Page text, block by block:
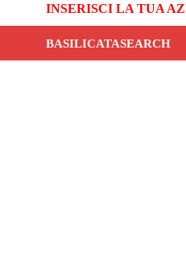
INSERISCI LA TUA
BASILICATASEARCH